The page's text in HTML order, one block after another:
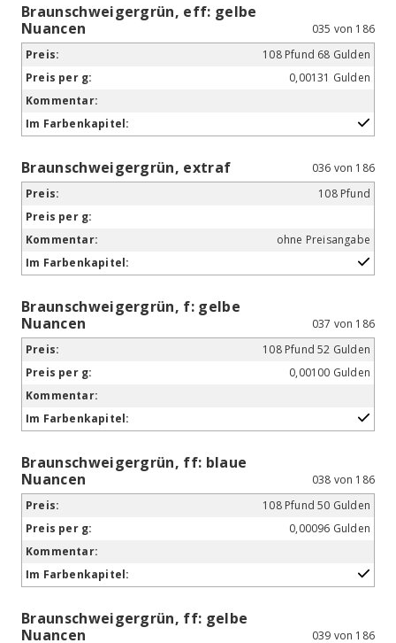
Braunschweigergrün, eff: gelbe
Nuancen
035 von 186
108 Pfund 68 Gulden
0,00131 Gulden
Braunschweigergrün, extraf
036 von 186
108 Pfund
ohne Preisangabe
Braunschweigergrün, f: gelbe
Nuancen
037 von 186
108 Pfund 52 Gulden
0,00100 Gulden
Braunschweigergrün, ff: blaue
Nuancen
038 von 186
108 Pfund 50 Gulden
0,00096 Gulden
Braunschweigergrün, ff: gelbe
Nuancen
039 von 186